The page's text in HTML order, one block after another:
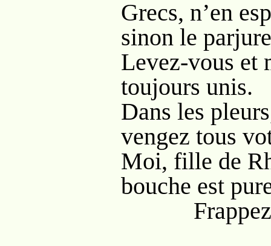
Grecs, n’en
sinon le
Levez-vous et
toujours unis.
Dans les
vengez tous
Moi, fille de
bouche est
Frappez !